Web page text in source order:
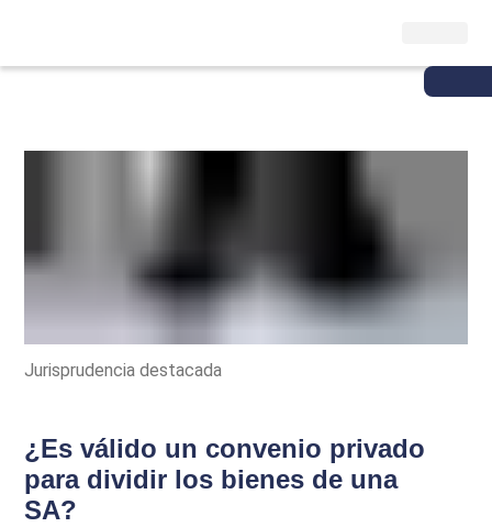
Jurisprudencia destacada
¿Es válido un convenio privado
para dividir los bienes de una
SA?